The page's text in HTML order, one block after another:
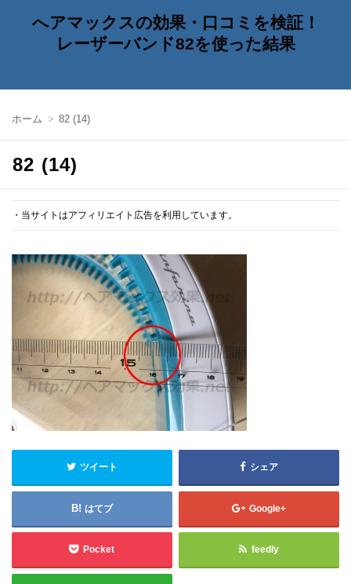
へアマックスの効果・口コミを検証！
レーザーバンド82を使った結果
ホーム 82 (14)
82 (14)
・当サイトはアフィリエイト広告を利用しています。
ツイート シェア
はてブ Google+
Pocket feedly